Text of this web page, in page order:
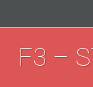
F3 –